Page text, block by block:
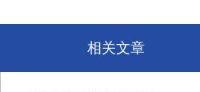
相关文章